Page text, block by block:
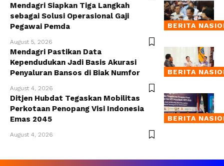
BERITA
Mendagri Siapkan Tiga Langkah
sebagai Solusi Operasional Gaji
Pegawai Pemda
August 5, 2026
BERITA
Mendagri Pastikan Data
Kependudukan Jadi Basis Akurasi
Penyaluran Bansos di Biak Numfor
August 4, 2026
BERITA
Ditjen Hubdat Tegaskan Mobilitas
Perkotaan Penopang Visi Indonesia
Emas 2045
August 4, 2026